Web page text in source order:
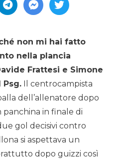
non mi hai fatto
nella plancia
Frattesi e Simone
Psg. Il centrocampista
dell’allenatore dopo
panchina in finale di
gol decisivi contro
si aspettava un
dopo guizzi così